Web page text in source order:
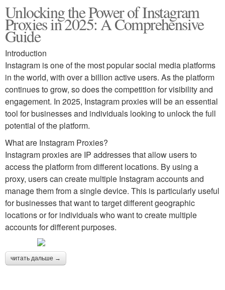
Unlocking the Power of Instagram
Proxies in 2025: A Comprehensive
Guide
Introduction
Instagram is one of the most popular social media platforms
in the world, with over a billion active users. As the platform
continues to grow, so does the competition for visibility and
engagement. In 2025, Instagram proxies will be an essential
tool for businesses and individuals looking to unlock the full
potential of the platform.
What are Instagram Proxies?
Instagram proxies are IP addresses that allow users to
access the platform from different locations. By using a
proxy, users can create multiple Instagram accounts and
manage them from a single device. This is particularly useful
for businesses that want to target different geographic
locations or for individuals who want to create multiple
accounts for different purposes.
читать дальше →